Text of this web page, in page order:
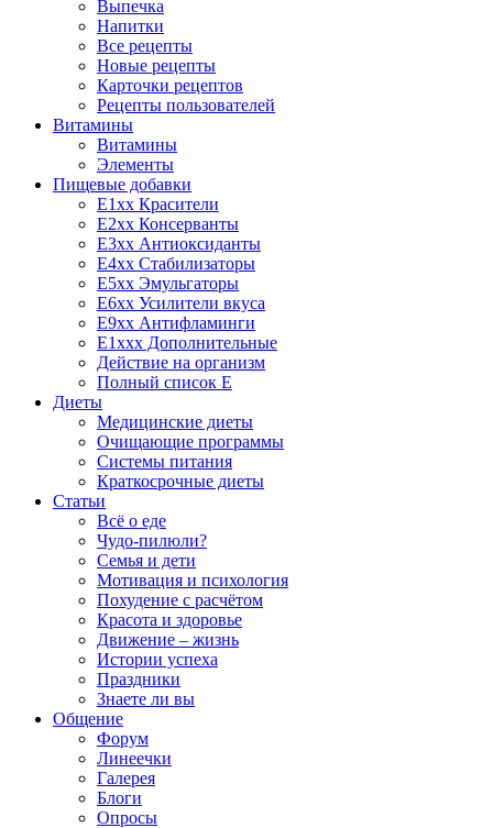
Выпечка
Напитки
Все рецепты
Новые рецепты
Карточки рецептов
Рецепты пользователей
Витамины
Витамины
Элементы
Пищевые добавки
E1xx Красители
E2xx Консерванты
E3xx Антиоксиданты
E4xx Стабилизаторы
E5xx Эмульгаторы
E6xx Усилители вкуса
E9xx Антифламинги
E1xxx Дополнительные
Действие на организм
Полный список E
Диеты
Медицинские диеты
Очищающие программы
Системы питания
Краткосрочные диеты
Статьи
Всё о еде
Чудо-пилюли?
Семья и дети
Мотивация и психология
Похудение с расчётом
Красота и здоровье
Движение – жизнь
Истории успеха
Праздники
Знаете ли вы
Общение
Форум
Линеечки
Галерея
Блоги
Опросы